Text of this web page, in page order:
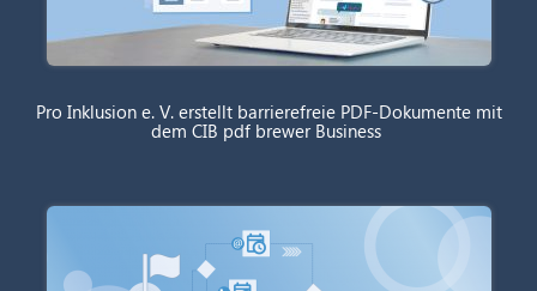
Pro Inklusion e. V. erstellt barrierefreie PDF-Dokumente mit
dem CIB pdf brewer Business